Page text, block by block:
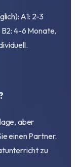
A1: 2-3
4-6 Monate,
aber
einen Partner.
zu